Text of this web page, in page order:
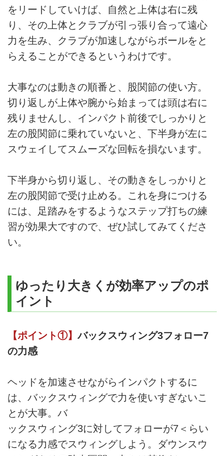
をリードしていけば、自然と上体は右に残
り、その上体とクラブが引っ張り合って遠心
力を生み、クラブが加速しながらボールをと
らえることができるというわけです。
大事なのは動きの順番と、股関節の使い方。
切り返しが上体や腕から始まっては頭は右に
残りませんし、インパクト前後でしっかりと
左の股関節に乗れていないと、下半身が左に
スウェイしてスムーズな回転を損ないます。
下半身から切り返し、その動きをしっかりと
左の股関節で受け止める。これを身につける
には、足踏みをするようなステップ打ちの練
習が効果大ですので、ぜひ試してみてくださ
い。
ゆったり大きくが効率アップのポ
イント
【ポイント①】バックスウィング3フォロー7
の力感
ヘッドを加速させながらインパクトするに
は、バックスウィングで力を使いすぎないこ
とが大事。バ
ックスウィング3に対してフォローが7＜らい
になる力感でスウィングしよう。ダウンスウ